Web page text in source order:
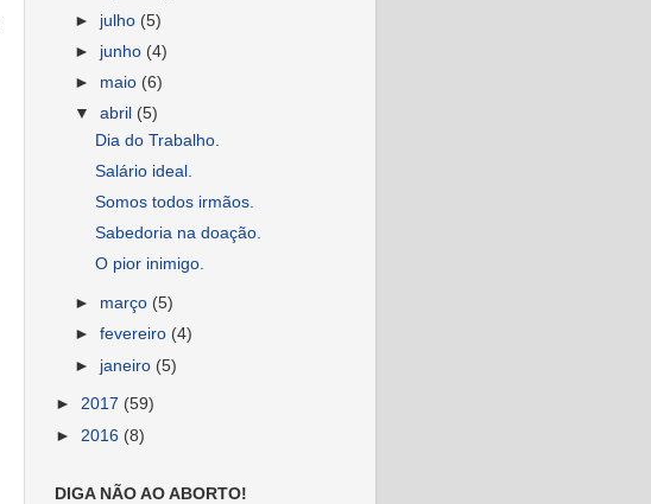
► julho (5)
► junho (4)
► maio (6)
▼abril (5)
Dia do Trabalho.
Salário ideal.
Somos todos irmãos.
Sabedoria na doação.
O pior inimigo.
► março (5)
►fevereiro (4)
► janeiro (5)
► 2017 (59)
► 2016 (8)
DIGA NÃO AO ABORTO!